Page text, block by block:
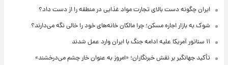
ایران چگونه دست بالای تجارت مواد غذایی در منطقه را از دست داد؟
شوک به بازار اجاره مسکن؛ چرا مالکان خانه‌های خود را خالی نگه می‌دارند؟
۱۱ سناتور آمریکا علیه ادامه جنگ با ایران وارد عمل شدند
تأکید جهانگیر بر نقش خبرنگاران؛ «امروز به عنوان خار چشم می‌درخشند»